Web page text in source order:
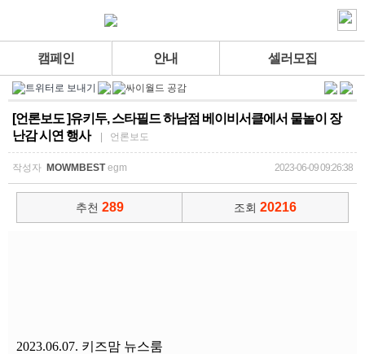
캠페인 안내 셀러모집
[언론보도 ]유키두, 스타필드 하남점 베이비서클에서 물놀이 장
난감 시연 행사
| 언론보도
작성자 MOWMBESTegm 2023-06-09 09:26:38
추천 289 조회 20216
2023.06.07. 키즈맘 뉴스룸